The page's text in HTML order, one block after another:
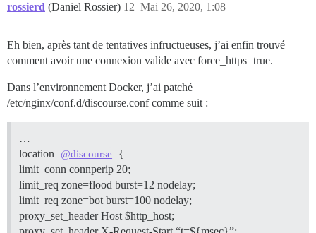
rossierd (Daniel Rossier) Mai 26, 2020, 1:08
12
Eh bien, après tant de tentatives infructueuses, j’ai enfin trouvé
comment avoir une connexion valide avec force_https=true.
Dans l’environnement Docker, j’ai patché
/etc/nginx/conf.d/discourse.conf comme suit :
…
location
@discourse
{
limit_conn connperip 20;
limit_req zone=flood burst=12 nodelay;
limit_req zone=bot burst=100 nodelay;
proxy_set_header Host $http_host;